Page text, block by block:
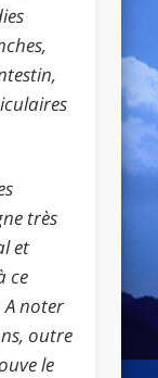
très
et
ce
A noter
outre
le